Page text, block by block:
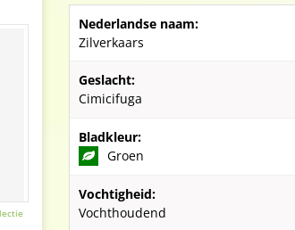
Nederlandse naam:
Zilverkaars
Geslacht:
Cimicifuga
Bladkleur:
Groen
Vochtigheid:
Vochthoudend